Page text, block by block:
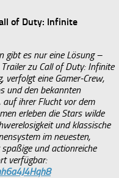
of Duty: Infinite
gibt es nur eine Lösung –
zu Call of Duty: Infinite
verfolgt eine Gamer-Crew,
und den bekannten
auf ihrer Flucht vor dem
erleben die Stars wilde
und klassische
im neuesten,
und actionreiche
verfügbar: